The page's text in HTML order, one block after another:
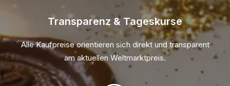
Transparenz & Tageskurse
Alle Kaufpreise orientieren sich direkt und transparent
am aktuellen Weltmarktpreis.